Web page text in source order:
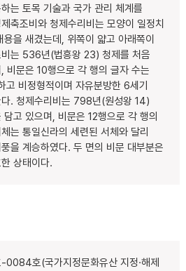
는 토목 기술과 국가 관리 체계를
축조비와 청제수리비는 모양이 일정치
을 새겼는데, 위쪽이 얇고 아래쪽이
는 536년(법흥왕 23) 청제를 처음
비문은 10행으로 각 행의 글자 수는
비정형적이며 자유분방한 6세기
. 청제수리비는 798년(원성왕 14)
고 있으며, 비문은 12행으로 각 행의
는 통일신라의 세련된 서체와 달리
을 계승하였다. 두 면의 비문 대부분은
상태이다.
호(국가지정문화유산 지정·해제